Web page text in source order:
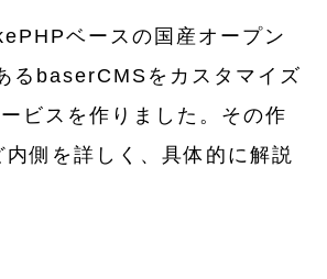
ベースの国産オープン
るbaserCMSをカスタマイズ
ビスを作りました。その作
内側を詳しく、具体的に解説